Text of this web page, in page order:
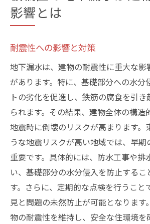
影響とは
耐震性への影響と対策
地下漏水は、建物の耐震性に重大な影
があります。特に、基礎部分への水分
トの劣化を促進し、鉄筋の腐食を引
られます。その結果、建物全体の構造
地震時に倒壊のリスクが高まります。
うな地震リスクが高い地域では、早
重要です。具体的には、防水工事や排
い、基礎部分の水分侵入を防止するこ
す。さらに、定期的な点検を行うこと
見と問題の未然防止が可能となります
物の耐震性を維持し、安全な住環境を